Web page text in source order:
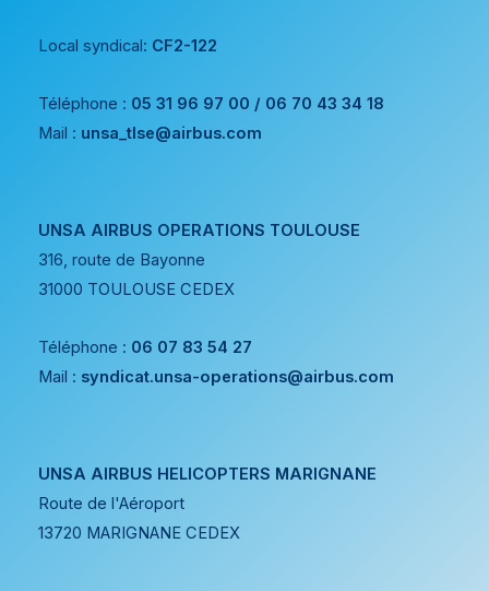
Local syndical: CF2-122
Téléphone : 05 31 96 97 00 / 06 70 43 34 18
Mail : unsa_tlse@airbus.com
UNSA AIRBUS OPERATIONS TOULOUSE
316, route de Bayonne
31000 TOULOUSE CEDEX
Téléphone : 06 07 83 54 27
Mail : syndicat.unsa-operations@airbus.com
UNSA AIRBUS HELICOPTERS MARIGNANE
Route de l'Aéroport
13720 MARIGNANE CEDEX